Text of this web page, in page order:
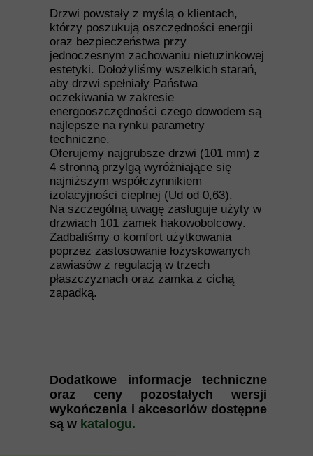
Drzwi powstały z myślą o klientach,
którzy poszukują oszczędności energii
oraz bezpieczeństwa przy
jednoczesnym zachowaniu nietuzinkowej
estetyki. Dołożyliśmy wszelkich starań,
aby drzwi spełniały Państwa
oczekiwania w zakresie
energooszczędności czego dowodem są
najlepsze na rynku parametry
techniczne.
Oferujemy najgrubsze drzwi (101 mm) z
4 stronną przylgą wyróżniające się
najniższym współczynnikiem
izolacyjności cieplnej (Ud od 0,63).
Na szczególną uwagę zasługuje użyty w
drzwiach 101 zamek hakowobolcowy.
Zadbaliśmy o komfort użytkowania
poprzez zastosowanie łożyskowanych
zawiasów z regulacją w trzech
płaszczyznach oraz zamka z cichą
zapadką.
Dodatkowe informacje techniczne
oraz ceny pozostałych wersji
wykończenia i akcesoriów dostępne
są w katalogu.